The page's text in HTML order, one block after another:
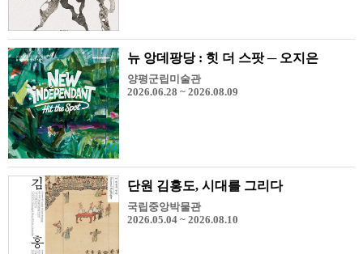
뉴 앙데팡당 : 힛 더 스팟 ─ 오지은
양평군립미술관
2026.06.28 ~ 2026.08.09
단원 김홍도, 시대를 그리다
국립중앙박물관
2026.05.04 ~ 2026.08.10